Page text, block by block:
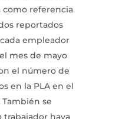
como referencia
reportados
empleador
mes de mayo
el número de
en la PLA en el
se
trabajador haya